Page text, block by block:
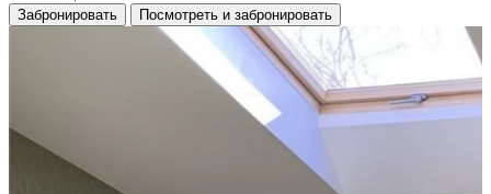
Забронировать Посмотреть и забронировать